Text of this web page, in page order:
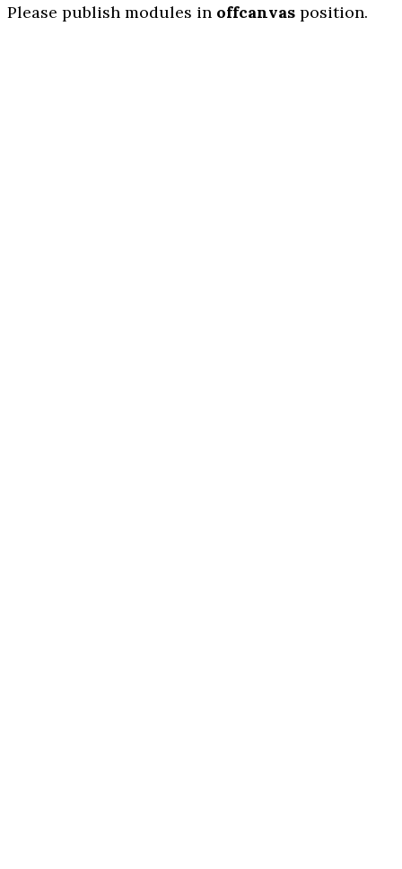
Please publish modules in offcanvas position.